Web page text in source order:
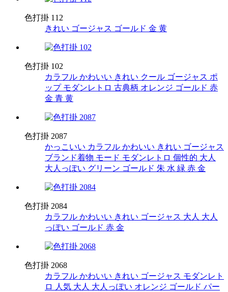
色打掛 112
きれい ゴージャス ゴールド 金 黄
色打掛 102
カラフル かわいい きれい クール ゴージャス ポ
ップ モダンレトロ 古典柄 オレンジ ゴールド 赤
金 青 黄
色打掛 2087
かっこいい カラフル かわいい きれい ゴージャス
ブランド着物 モード モダンレトロ 個性的 大人
大人っぽい グリーン ゴールド 朱 水 緑 赤 金
色打掛 2084
カラフル かわいい きれい ゴージャス 大人 大人
っぽい ゴールド 赤 金
色打掛 2068
カラフル かわいい きれい ゴージャス モダンレト
ロ 人気 大人 大人っぽい オレンジ ゴールド パー